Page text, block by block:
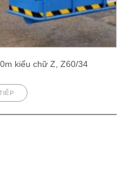
kiểu chữ Z, Z60/34